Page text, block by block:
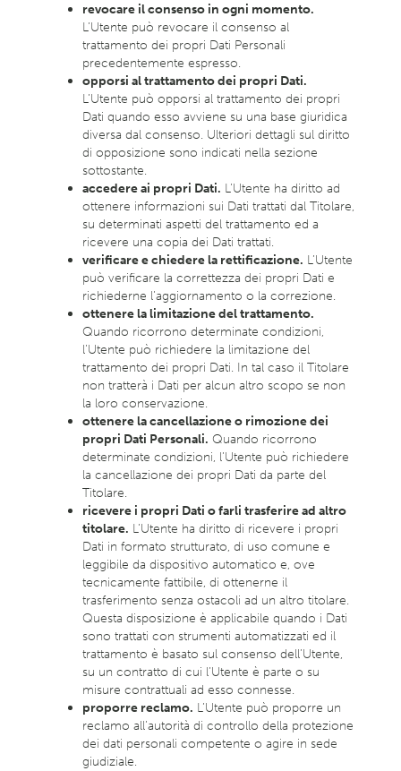
revocare il consenso in ogni momento.
L’Utente può revocare il consenso al
trattamento dei propri Dati Personali
precedentemente espresso.
opporsi al trattamento dei propri Dati.
L’Utente può opporsi al trattamento dei propri
Dati quando esso avviene su una base giuridica
diversa dal consenso. Ulteriori dettagli sul diritto
di opposizione sono indicati nella sezione
sottostante.
accedere ai propri Dati. L’Utente ha diritto ad
ottenere informazioni sui Dati trattati dal Titolare,
su determinati aspetti del trattamento ed a
ricevere una copia dei Dati trattati.
verificare e chiedere la rettificazione. L’Utente
può verificare la correttezza dei propri Dati e
richiederne l’aggiornamento o la correzione.
ottenere la limitazione del trattamento.
Quando ricorrono determinate condizioni,
l’Utente può richiedere la limitazione del
trattamento dei propri Dati. In tal caso il Titolare
non tratterà i Dati per alcun altro scopo se non
la loro conservazione.
ottenere la cancellazione o rimozione dei
propri Dati Personali. Quando ricorrono
determinate condizioni, l’Utente può richiedere
la cancellazione dei propri Dati da parte del
Titolare.
ricevere i propri Dati o farli trasferire ad altro
titolare. L’Utente ha diritto di ricevere i propri
Dati in formato strutturato, di uso comune e
leggibile da dispositivo automatico e, ove
tecnicamente fattibile, di ottenerne il
trasferimento senza ostacoli ad un altro titolare.
Questa disposizione è applicabile quando i Dati
sono trattati con strumenti automatizzati ed il
trattamento è basato sul consenso dell’Utente,
su un contratto di cui l’Utente è parte o su
misure contrattuali ad esso connesse.
proporre reclamo. L’Utente può proporre un
reclamo all’autorità di controllo della protezione
dei dati personali competente o agire in sede
giudiziale.